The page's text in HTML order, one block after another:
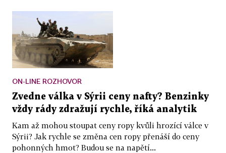
ON-LINE ROZHOVOR
Zvedne válka v Sýrii ceny nafty? Benzinky
vždy rády zdražují rychle, říká analytik
Kam až mohou stoupat ceny ropy kvůli hrozící válce v
Sýrii? Jak rychle se změna cen ropy přenáší do ceny
pohonných hmot? Budou se na napětí...